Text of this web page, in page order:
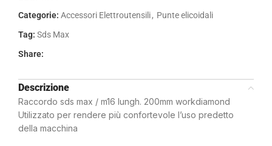
Categorie: Accessori Elettroutensili, Punte elicoidali
Tag: Sds Max
Share:
Descrizione
Raccordo sds max / m16 lungh. 200mm workdiamond
Utilizzato per rendere più confortevole l’uso predetto
della macchina